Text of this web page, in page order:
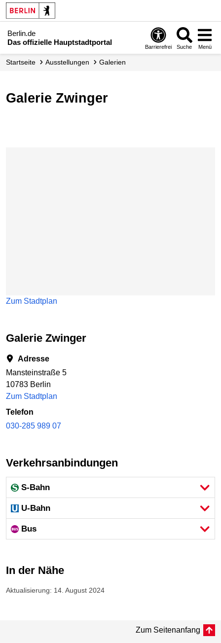
Berlin.de
Das offizielle Hauptstadtportal
Barrierefrei Suche Menü
Startseite Ausstellungen Galerien
Galerie Zwinger
Zum Stadtplan
Galerie Zwinger
Adresse
Mansteinstraße 5
10783 Berlin
Zum Stadtplan
Telefon
030-285 989 07
Verkehrsanbindungen
S-Bahn
U-Bahn
Bus
In der Nähe
Aktualisierung: 14. August 2024
Zum Seitenanfang